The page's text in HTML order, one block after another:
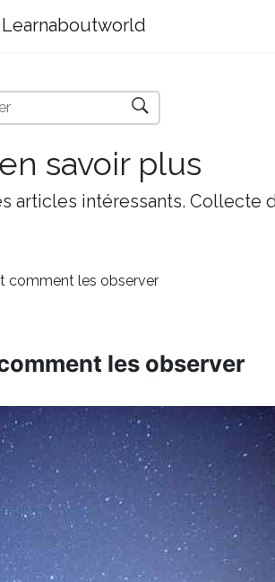
Learnaboutworld
savoir plus
articles intéressants. Collecte
comment les observer
les observer